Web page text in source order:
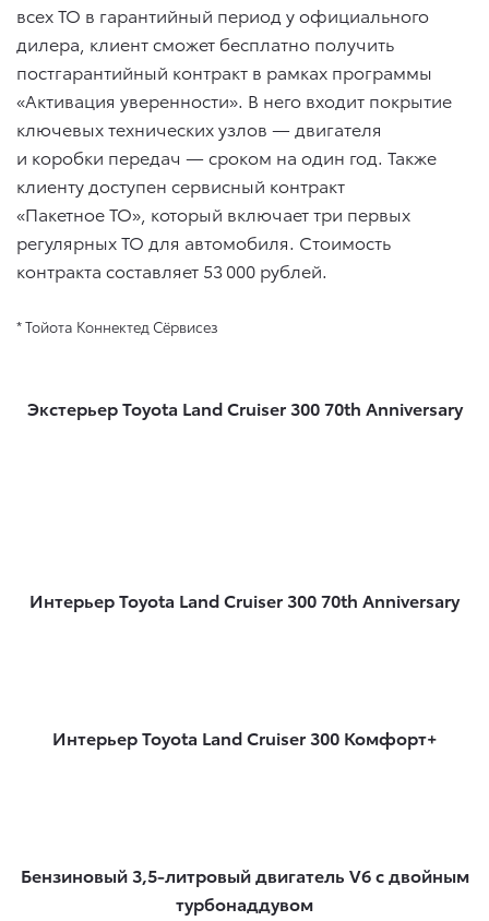
всех ТО в гарантийный период у официального
дилера, клиент сможет бесплатно получить
постгарантийный контракт в рамках программы
«Активация уверенности». В него входит покрытие
ключевых технических узлов — двигателя
и коробки передач — сроком на один год. Также
клиенту доступен сервисный контракт
«Пакетное ТО», который включает три первых
регулярных ТО для автомобиля. Стоимость
контракта составляет 53 000 рублей.
* Тойота Коннектед Сёрвисез
Экстерьер Toyota Land Cruiser 300 70th Anniversary
Интерьер Toyota Land Cruiser 300 70th Anniversary
Интерьер Toyota Land Cruiser 300 Комфорт+
Бензиновый 3,5-литровый двигатель V6 с двойным
турбонаддувом